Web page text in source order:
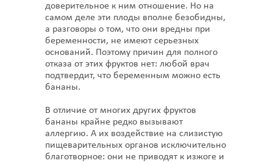
доверительное к ним отношение. Но на
самом деле эти плоды вполне безобидны,
а разговоры о том, что они вредны при
беременности, не имеют серьезных
оснований. Поэтому причин для полного
отказа от этих фруктов нет: любой врач
подтвердит, что беременным можно есть
бананы.
В отличие от многих других фруктов
бананы крайне редко вызывают
аллергию. А их воздействие на слизистую
пищеварительных органов исключительно
благотворное: они не приводят к изжоге и